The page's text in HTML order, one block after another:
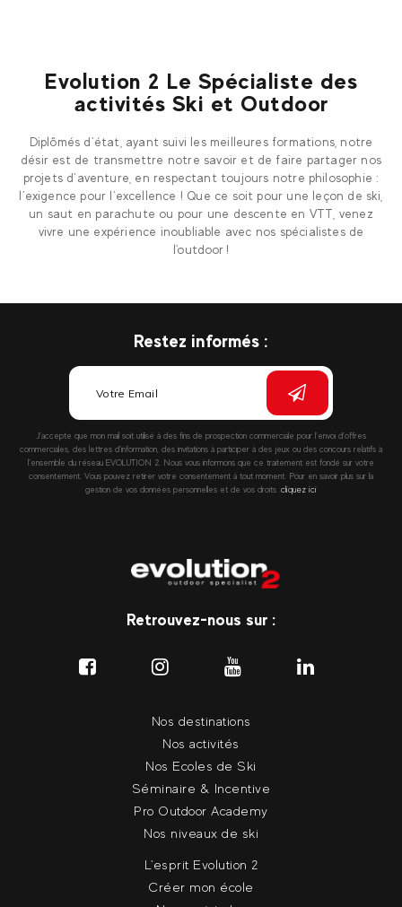
Evolution 2 Le Spécialiste des
activités Ski et Outdoor
Diplômés d’état, ayant suivi les meilleures formations, notre
désir est de transmettre notre savoir et de faire partager nos
projets d’aventure, en respectant toujours notre philosophie :
l’exigence pour l’excellence ! Que ce soit pour une leçon de ski,
un saut en parachute ou pour une descente en VTT, venez
vivre une expérience inoubliable avec nos spécialistes de
l'outdoor !
Restez informés :
J’accepte que mon mail soit utilisé à des fins de prospection commerciale pour l’envoi d’offres
commerciales, des lettres d’information, des invitations à participer à des jeux ou des concours relatifs à
l’ensemble du réseau EVOLUTION 2. Nous vous informons que ce traitement est fondé sur votre
consentement. Vous pouvez retirer votre consentement à tout moment. Pour en savoir plus sur la
gestion de vos données personnelles et de vos droits :cliquez ici
Retrouvez-nous sur :
Nos destinations
Nos activités
Nos Ecoles de Ski
Séminaire & Incentive
Pro Outdoor Academy
Nos niveaux de ski
L'esprit Evolution 2
Créer mon école